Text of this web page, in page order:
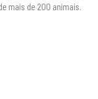
mais de 200 animais.